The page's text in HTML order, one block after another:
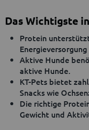
Das Wichtigste
Protein
Aktive Hunde
aktive Hunde.
KT-Pets bietet
Snacks wie
Die richtige
Gewicht und